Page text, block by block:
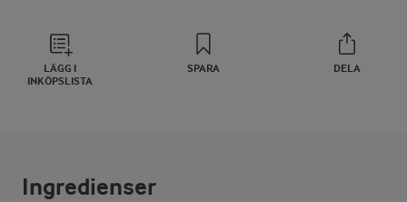
LÄGG I
INKÖPSLISTA
SPARA DELA
Ingredienser